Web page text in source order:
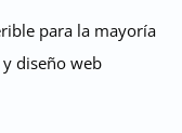
para la mayoría
diseño web